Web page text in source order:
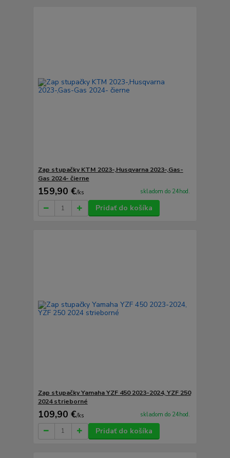
Zap stupačky KTM 2023-,Husqvarna 2023-,Gas-
Gas 2024- čierne
159,90 €/ks skladom do 24hod.
Pridať do košíka
Zap stupačky Yamaha YZF 450 2023-2024, YZF 250
2024 strieborné
109,90 €/ks skladom do 24hod.
Pridať do košíka